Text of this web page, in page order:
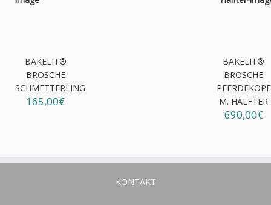
BAKELIT®
BROSCHE
SCHMETTERLING
165,00€
BAKELIT®
BROSCHE
PFERDEKOPF
M. HALFTER
690,00€
KONTAKT